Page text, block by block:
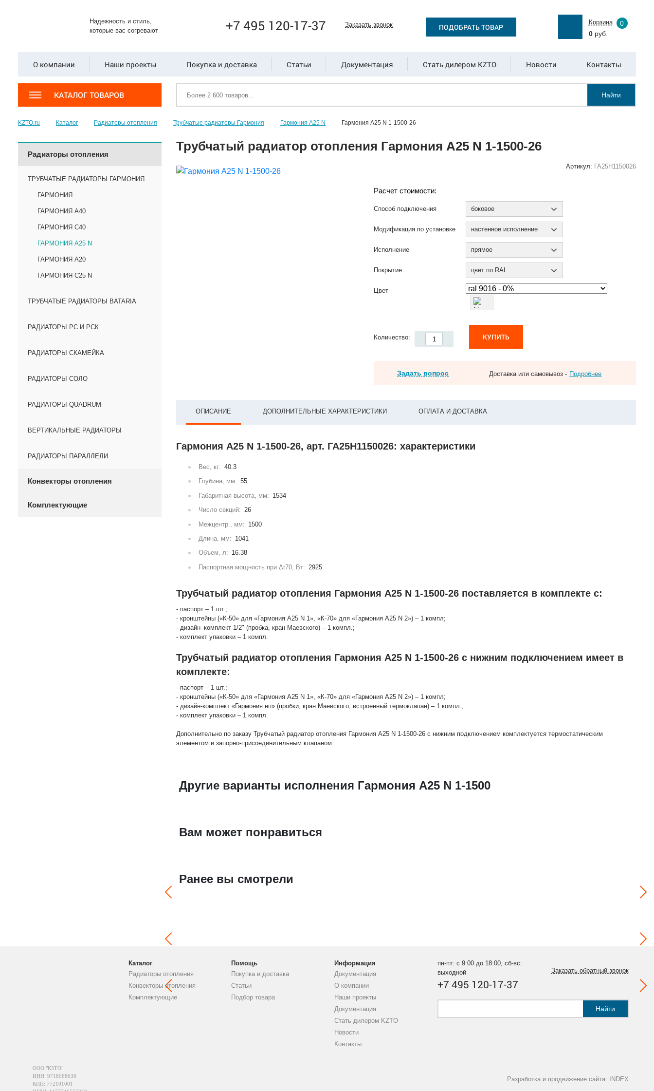
Надежность и стиль,
которые вас согревают
+7 495 120-17-37 Заказать звонок ПОДОБРАТЬ ТОВАР
Корзина
0
0руб.
О компании Наши проекты Покупка и доставка Статьи Документация Стать дилером KZTO Новости Контакты
КАТАЛОГ ТОВАРОВ Найти
KZTO.ru Каталог Радиаторы отопления Трубчатые радиаторы Гармония Гармония А25 N Гармония А25 N 1-1500-26
Радиаторы отопления
ТРУБЧАТЫЕ РАДИАТОРЫ ГАРМОНИЯ
ГАРМОНИЯ
ГАРМОНИЯ А40
ГАРМОНИЯ С40
ГАРМОНИЯ А25 N
ГАРМОНИЯ А20
ГАРМОНИЯ С25 N
ТРУБЧАТЫЕ РАДИАТОРЫ BATARIA
РАДИАТОРЫ РС И РСК
РАДИАТОРЫ СКАМЕЙКА
РАДИАТОРЫ СОЛО
РАДИАТОРЫ QUADRUM
ВЕРТИКАЛЬНЫЕ РАДИАТОРЫ
РАДИАТОРЫ ПАРАЛЛЕЛИ
Конвекторы отопления
Комплектующие
Трубчатый радиатор отопления Гармония А25 N 1-1500-26
Артикул: ГА25Н1150026
Расчет стоимости:
Способ подключения боковое
Модификация по установке настенное исполнение
Исполнение прямое
Покрытие цвет по RAL
Цвет
Количество: КУПИТЬ
Задать вопрос Доставка или самовывоз - Подробнее
ОПИСАНИЕ ДОПОЛНИТЕЛЬНЫЕ ХАРАКТЕРИСТИКИ ОПЛАТА И ДОСТАВКА
Гармония А25 N 1-1500-26, арт. ГА25Н1150026: характеристики
Вес, кг: 40.3
Глубина, мм: 55
Габаритная высота, мм: 1534
Число секций: 26
Межцентр., мм: 1500
Длина, мм: 1041
Объем, л: 16.38
Паспортная мощность при Δt70, Вт: 2925
Трубчатый радиатор отопления Гармония А25 N 1-1500-26 поставляется в комплекте с:
- паспорт – 1 шт.;
- кронштейны («К-50» для «Гармония А25 N 1», «К-70» для «Гармония А25 N 2») – 1 компл;
- дизайн–комплект 1/2" (пробка, кран Маевского) – 1 компл.;
- комплект упаковки – 1 компл.
Трубчатый радиатор отопления Гармония А25 N 1-1500-26 с нижним подключением имеет в
комплекте:
- паспорт – 1 шт.;
- кронштейны («К-50» для «Гармония А25 N 1», «К-70» для «Гармония А25 N 2») – 1 компл;
- дизайн-комплект «Гармония нп» (пробки, кран Маевского, встроенный термоклапан) – 1 компл.;
- комплект упаковки – 1 компл.
Дополнительно по заказу Трубчатый радиатор отопления Гармония А25 N 1-1500-26 с нижним подключением комплектуется термостатическим
элементом и запорно-присоединительным клапаном.
Другие варианты исполнения Гармония А25 N 1-1500
Вам может понравиться
Ранее вы смотрели
Каталог
Радиаторы отопления
Конвекторы отопления
Комплектующие
Помощь
Покупка и доставка
Статьи
Подбор товара
Информация
Документация
О компании
Наши проекты
Документация
Стать дилером KZTO
Новости
Контакты
пн-пт: с 9:00 до 18:00, сб-вс:
выходной
+7 495 120-17-37
Заказать обратный звонок
Найти
Разработка и продвижение сайта: INDEX
ООО "КЗТО"
ИНН: 9718068636
КПП: 772101001